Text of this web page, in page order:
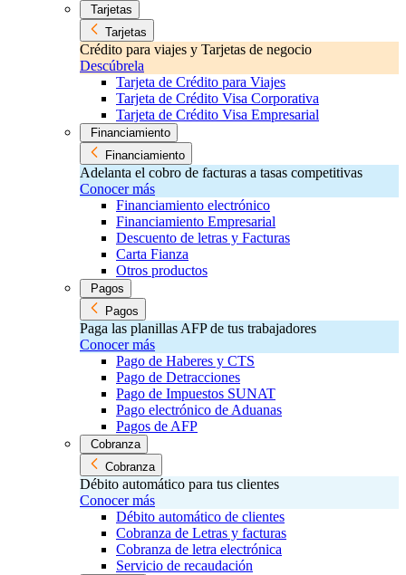
Tarjetas
Tarjetas
Crédito para viajes y Tarjetas de negocio
Descúbrela
Tarjeta de Crédito para Viajes
Tarjeta de Crédito Visa Corporativa
Tarjeta de Crédito Visa Empresarial
Financiamiento
Financiamiento
Adelanta el cobro de facturas a tasas competitivas
Conocer más
Financiamiento electrónico
Financiamiento Empresarial
Descuento de letras y Facturas
Carta Fianza
Otros productos
Pagos
Pagos
Paga las planillas AFP de tus trabajadores
Conocer más
Pago de Haberes y CTS
Pago de Detracciones
Pago de Impuestos SUNAT
Pago electrónico de Aduanas
Pagos de AFP
Cobranza
Cobranza
Débito automático para tus clientes
Conocer más
Débito automático de clientes
Cobranza de Letras y facturas
Cobranza de letra electrónica
Servicio de recaudación